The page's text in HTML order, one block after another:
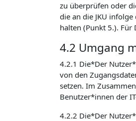
zu überprüfen oder
die an die JKU
halten (Punkt 5.).
4.2 Umgang
4.2.1 Die*Der
von den
setzen. Im
Benutzer*innen der
4.2.2 Die*Der